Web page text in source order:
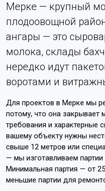
Мерке — крупный
плодоовощной
ангары — это
молока, склады
нередко идут
воротами и
Для проектов в Мерке мы
потому, что она закрывает
требования и характерные
вашему объекту нужны
свыше 12 метров или
— мы изготавливаем
Минимальная партия — от
меньшие партии для